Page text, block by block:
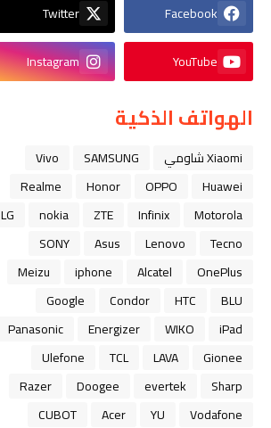
Facebook
Twitter
YouTube
Instagram
الهواتف الذكية
Xiaomi شاومي SAMSUNG
Vivo
Huawei
OPPO
Honor
Realme
Motorola
Infinix
ZTE
nokia
LG
Tecno
Lenovo
Asus
SONY
OnePlus
Alcatel
iphone
Meizu
BLU
HTC
Condor
Google
iPad
WIKO
Energizer
Panasonic
Gionee
LAVA
TCL
Ulefone
Sharp
evertek
Doogee
Razer
Vodafone
YU
Acer
CUBOT